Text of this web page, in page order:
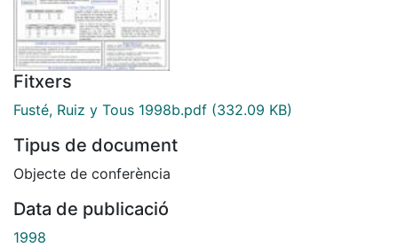
Fitxers
Fusté, Ruiz y Tous 1998b.pdf (332.09 KB)
Tipus de document
Objecte de conferència
Data de publicació
1998